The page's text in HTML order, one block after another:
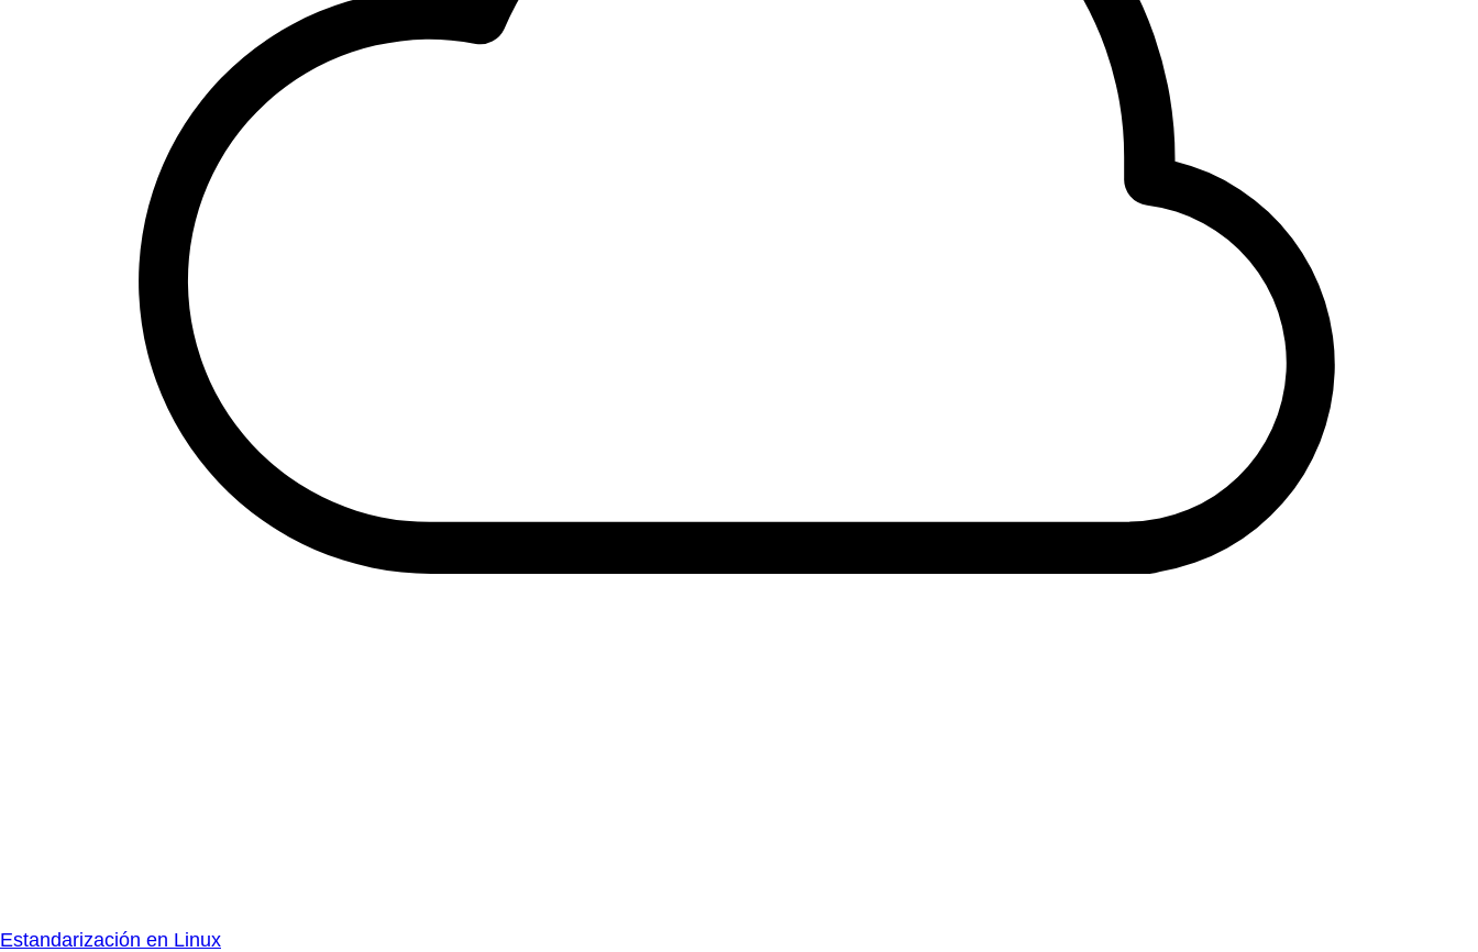
Estandarización en Linux